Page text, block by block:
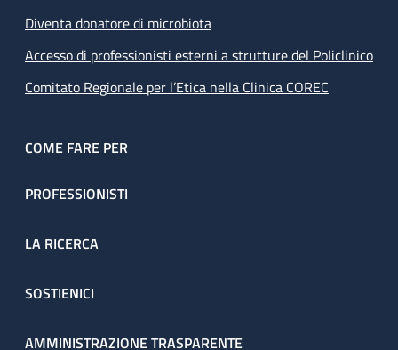
Diventa donatore di microbiota
Accesso di professionisti esterni a strutture del Policlinico
Comitato Regionale per l’Etica nella Clinica COREC
COME FARE PER
PROFESSIONISTI
LA RICERCA
SOSTIENICI
AMMINISTRAZIONE TRASPARENTE